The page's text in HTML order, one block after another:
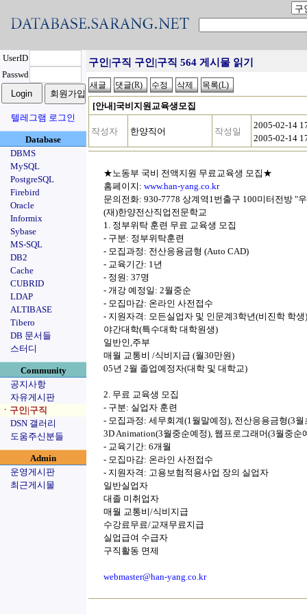
UserID
Passwd
텔레그램 로그인
Database
DBMS
MySQL
PostgreSQL
Firebird
Oracle
Informix
Sybase
MS-SQL
DB2
Cache
CUBRID
LDAP
ALTIBASE
Tibero
DB 문서들
스터디
Community
공지사항
자유게시판
ㆍ구인|구직
DSN 갤러리
도움주신분들
Admin
운영게시판
최근게시물
구인|구직 구인|구직 564 게시물 읽기
[안내]국비지원교육생모집
작성자 한양직어 작성일
2005-02-14
2005-02-14
★노동부 국비 전액지원 무료교육생 모집★
홈페이지: www.han-yang.co.kr
문의전화: 930-7778 상계역1번출구 100미터전방 "
(재)한양전산직업전문학교
1. 정부위탁 훈련 무료 교육생 모집
- 구분: 정부위탁훈련
- 모집과정: 전산응용금형 (Auto CAD)
- 교육기간: 1년
- 정원: 37명
- 개강 예정일: 2월중순
- 모집마감: 온라인 사전접수
- 지원자격: 모든실업자 및 인문계3학년(비진학 학생)
야간대학(특수대학 대학원생)
일반인,주부
매월 교통비 /식비지급 (월30만원)
05년 2월 졸업예정자(대학 및 대학교)
2. 무료 교육생 모집
- 구분: 실업자 훈련
- 모집과정: 세무회계(1월말예정), 전산응용금형(3월
3D Animation(3월중순예정), 웹프로그래머(3월중순
- 교육기간: 6개월
- 모집마감: 온라인 사전접수
- 지원자격: 고용보험적용사업 장의 실업자
일반실업자
대졸 미취업자
매월 교통비/식비지급
수강료무료/교재무료지급
실업급여 수급자
구직활동 면제
webmaster@han-yang.co.kr